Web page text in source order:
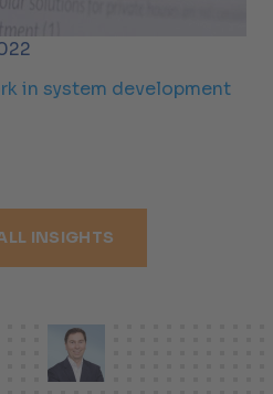
in system development
INSIGHTS